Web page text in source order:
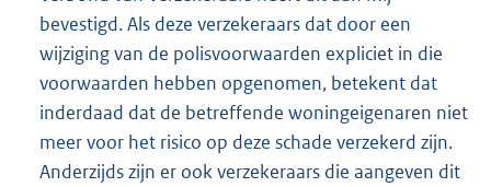
bevestigd. Als deze verzekeraars dat door een
wijziging van de polisvoorwaarden expliciet in die
voorwaarden hebben opgenomen, betekent dat
inderdaad dat de betreffende woningeigenaren niet
meer voor het risico op deze schade verzekerd zijn.
Anderzijds zijn er ook verzekeraars die aangeven dit